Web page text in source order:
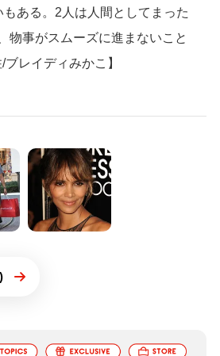
ある。2人は人間としてまった
物事がスムーズに進まないこと
レイディみかこ】